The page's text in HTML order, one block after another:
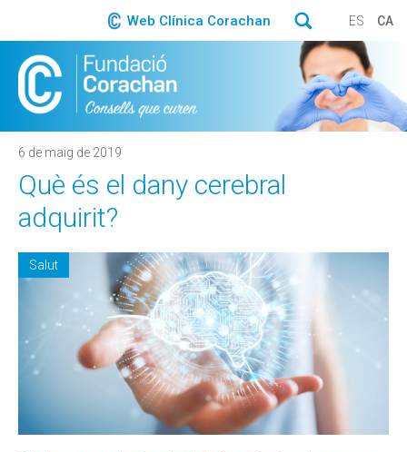
Web Clínica Corachan ES CA
6 de maig de 2019
Què és el dany cerebral
adquirit?
Salut